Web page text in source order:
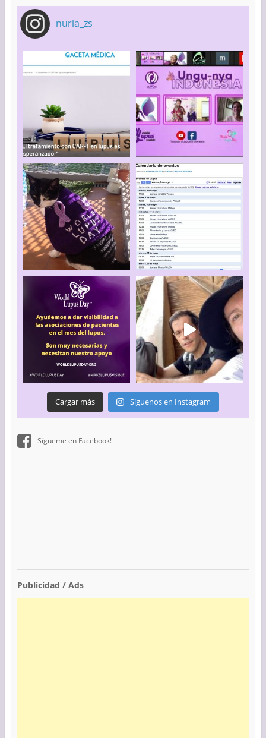
nuria_zs
Cargar más Síguenos en Instagram
Sígueme en Facebook!
Publicidad / Ads